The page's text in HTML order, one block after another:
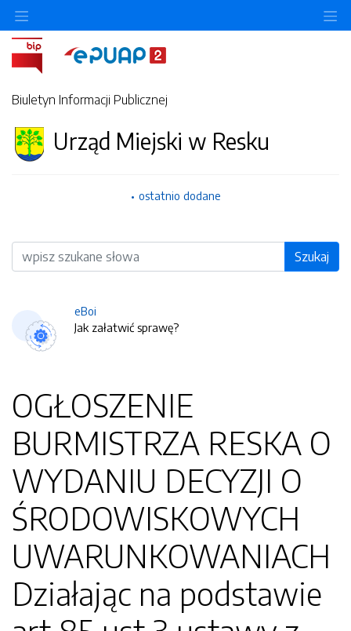
Biuletyn Informacji Publicznej
Urząd Miejski w Resku
ostatnio dodane
Wyszukiwarka Szukaj
eBoi
Jak załatwić sprawę?
OGŁOSZENIE
BURMISTRZA RESKA O
WYDANIU DECYZJI O
ŚRODOWISKOWYCH
UWARUNKOWANIACH
Działając na podstawie